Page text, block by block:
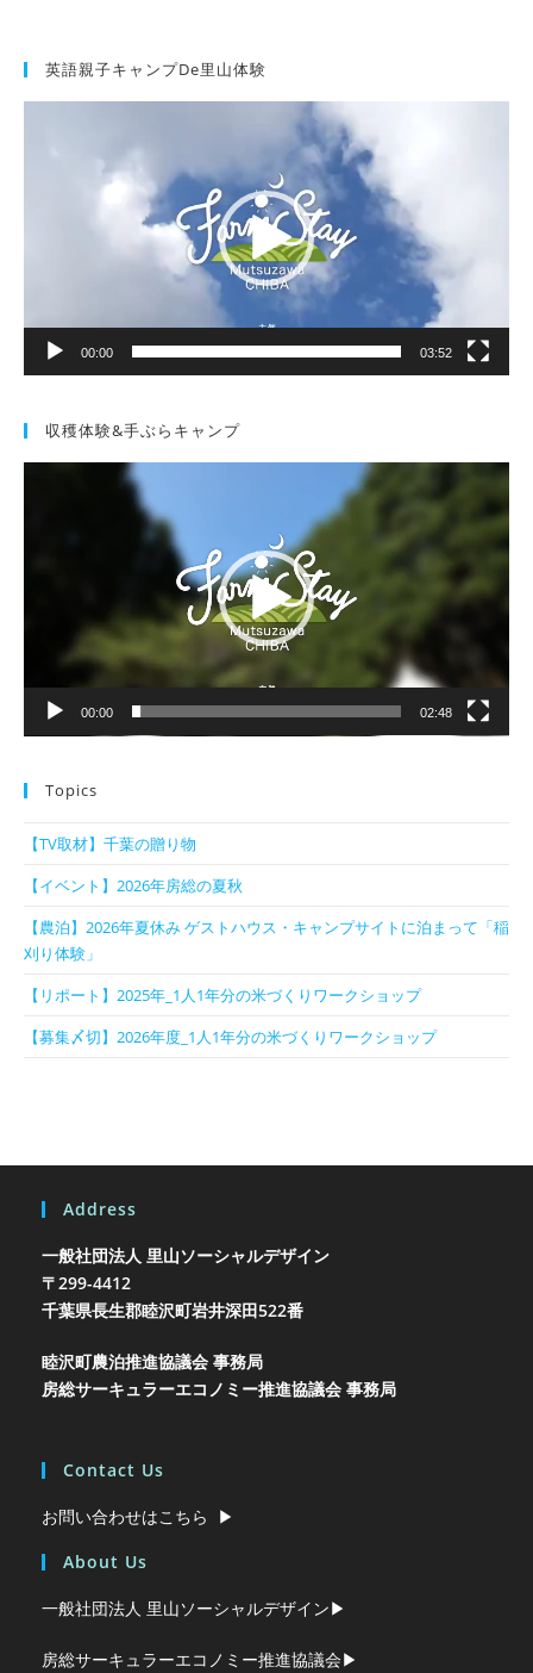
英語親子キャンプde里山体験
00:00 03:52
収穫体験&手ぶらキャンプ
00:00 02:48
Topics
【TV取材】千葉の贈り物
【イベント】2026年房総の夏秋
【農泊】2026年夏休み ゲストハウス・キャンプサイトに泊まって「稲
刈り体験」
【リポート】2025年_1人1年分の米づくりワークショップ
【募集〆切】2026年度_1人1年分の米づくりワークショップ
Address
一般社団法人 里山ソーシャルデザイン
〒299-4412
千葉県長生郡睦沢町岩井深田522番
睦沢町農泊推進協議会 事務局
房総サーキュラーエコノミー推進協議会 事務局
Contact Us
お問い合わせはこちら ▶︎
About Us
一般社団法人 里山ソーシャルデザイン▶︎
房総サーキュラーエコノミー推進協議会▶︎